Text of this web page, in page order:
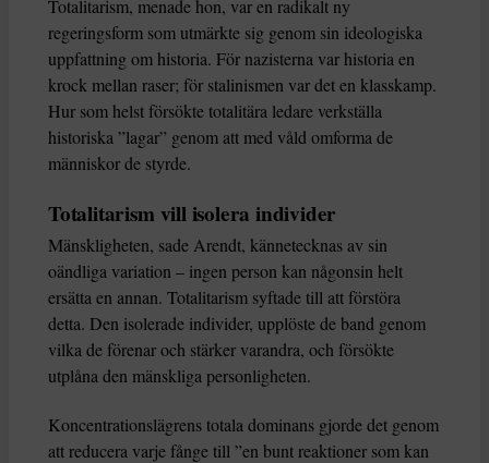
Totalitarism, menade hon, var en radikalt ny
regeringsform som utmärkte sig genom sin ideologiska
uppfattning om historia. För nazisterna var historia en
krock mellan raser; för stalinismen var det en klasskamp.
Hur som helst försökte totalitära ledare verkställa
historiska ”lagar” genom att med våld omforma de
människor de styrde.
Totalitarism vill isolera individer
Mänskligheten, sade Arendt, kännetecknas av sin
oändliga variation – ingen person kan någonsin helt
ersätta en annan. Totalitarism syftade till att förstöra
detta. Den isolerade individer, upplöste de band genom
vilka de förenar och stärker varandra, och försökte
utplåna den mänskliga personligheten.
Koncentrationslägrens totala dominans gjorde det genom
att reducera varje fånge till ”en bunt reaktioner som kan